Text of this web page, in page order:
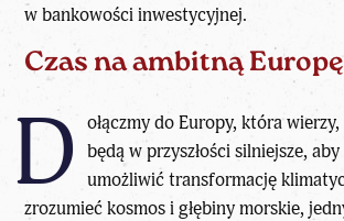
w bankowości inwestycyjnej.
Czas na ambitną Europę
D
ołączmy do Europy, która
będą w przyszłości silniejsze,
umożliwić transformację
zrozumieć kosmos i głębiny morskie,